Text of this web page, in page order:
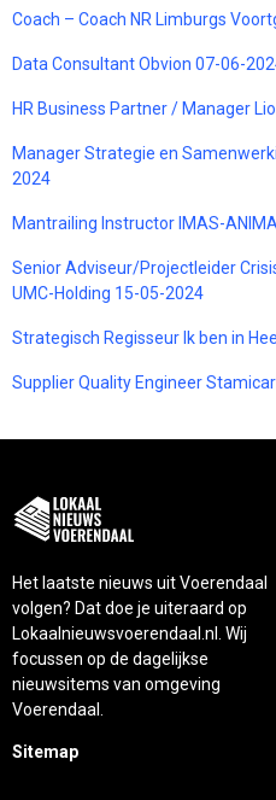
Coach – Coach NR Limburgs
Data Consultant Obvion 07-06-
HR Business Partner / Manager
Manager Strategie en
2024
Mantrailing Instructor IMAS-
Senior Adviseur/Projectleider
UMC-Holding 15-05-2024
Strategisch Regisseur Ik ben in
Supplier Quality Engineer
Het laatste nieuws uit Voerendaal
volgen? Dat doe je uiteraard op
Lokaalnieuwsvoerendaal.nl. Wij
focussen op de dagelijkse
nieuwsitems van omgeving
Voerendaal.
Sitemap